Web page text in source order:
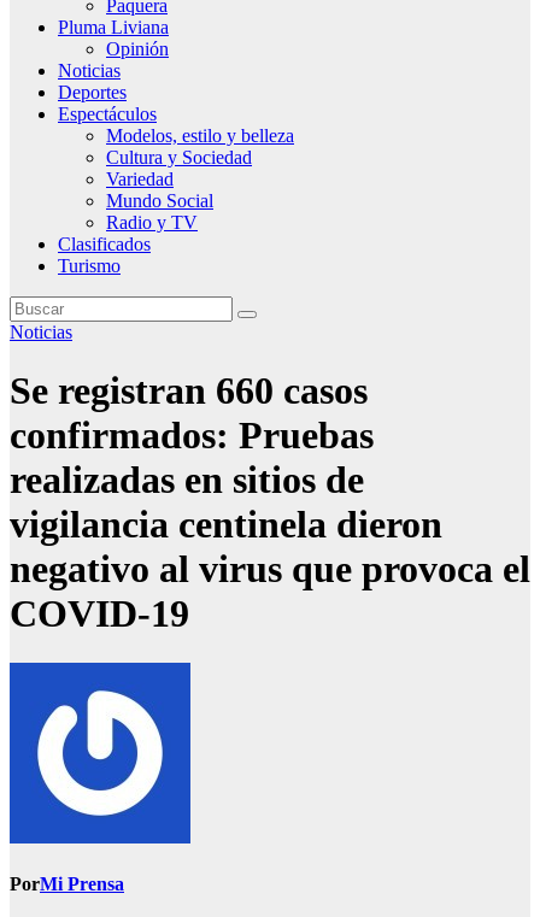
Paquera
Pluma Liviana
Opinión
Noticias
Deportes
Espectáculos
Modelos, estilo y belleza
Cultura y Sociedad
Variedad
Mundo Social
Radio y TV
Clasificados
Turismo
Noticias
Se registran 660 casos
confirmados: Pruebas
realizadas en sitios de
vigilancia centinela dieron
negativo al virus que provoca el
COVID-19
PorMi Prensa